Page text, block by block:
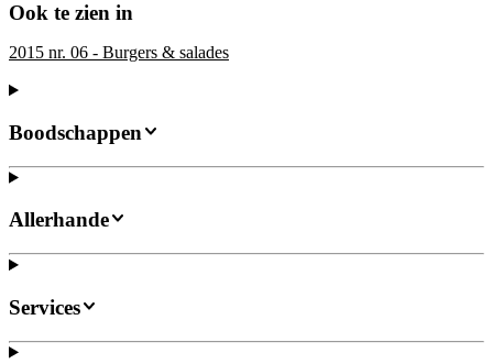
Ook te zien in
2015 nr. 06 - Burgers & salades
Boodschappen
Allerhande
Services